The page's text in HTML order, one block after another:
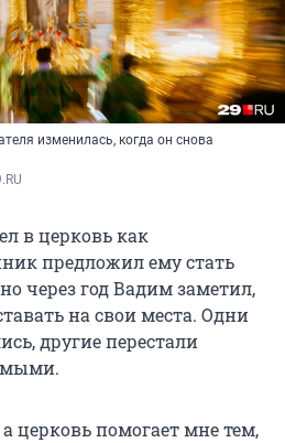
изменилась, когда он снова
в церковь как
предложил ему стать
через год Вадим заметил,
на свои места. Одни
другие перестали
церковь помогает мне тем,